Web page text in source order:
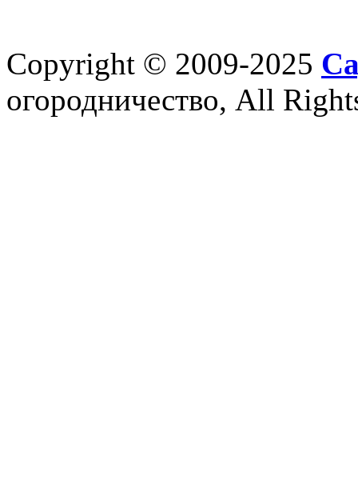
Copyright © 2009-2025
огородничество, All